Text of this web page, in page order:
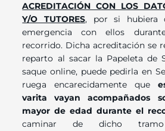
ACREDITACIÓN CON LOS
Y/O TUTORES, por si hubiera
emergencia con ellos
recorrido. Dicha acreditación se
reparto al sacar la Papeleta de
saque online, puede pedirla en
ruega encarecidamente que
varita vayan acompañados
mayor de edad durante el
caminar de dicho